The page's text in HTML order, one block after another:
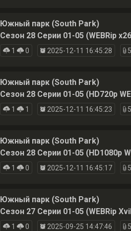
Южный парк (South Park)
Сезон 28 Серии 01-05 (WEBRip
1 0 2025-12-11 16:45:28 5
Южный парк (South Park)
Сезон 28 Серии 01-05 (HD720p
1 1 2025-12-11 16:45:23 5
Южный парк (South Park)
Сезон 28 Серии 01-05 (HD1080p
1 0 2025-12-11 16:45:17 5
Южный парк (South Park)
Сезон 27 Серии 01-05 (WEBRip
1 0 2025-09-25 14:47:46 5